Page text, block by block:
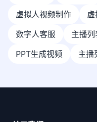
虚拟人视频制作
数字人客服
主播列
PPT生成视频
主播